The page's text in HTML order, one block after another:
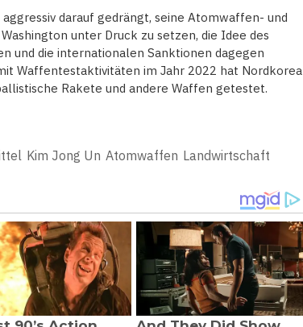
darauf gedrängt, seine Atomwaffen- und
unter Druck zu setzen, die Idee des
und die internationalen Sanktionen dagegen
Waffentestaktivitäten im Jahr 2022 hat Nordkorea
Rakete und andere Waffen getestet.
Kim Jong Un Atomwaffen Landwirtschaft